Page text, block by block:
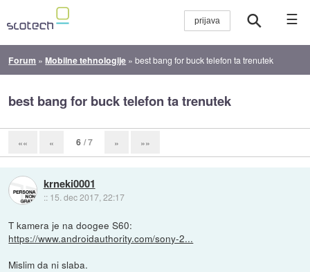
☰
Forum »Mobilne tehnologije »best bang for buck telefon ta trenutek
best bang for buck telefon ta trenutek
«« « 6 / 7 » »»
krneki0001
:: 15. dec 2017, 22:17
T kamera je na doogee S60:
https://www.androidauthority.com/sony-2...
Mislim da ni slaba.